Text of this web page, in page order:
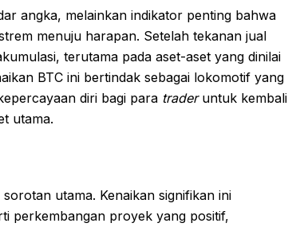
angka, melainkan indikator penting bahwa
menuju harapan. Setelah tekanan jual
terutama pada aset-aset yang dinilai
BTC ini bertindak sebagai lokomotif yang
diri bagi para traderuntuk kembali
utama.
utama. Kenaikan signifikan ini
perkembangan proyek yang positif,